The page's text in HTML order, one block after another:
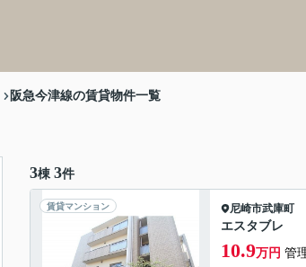
阪急今津線の賃貸物件一覧
3棟 3件
賃貸マンション 尼崎市武庫町
エスタブレ
10.9万円 管